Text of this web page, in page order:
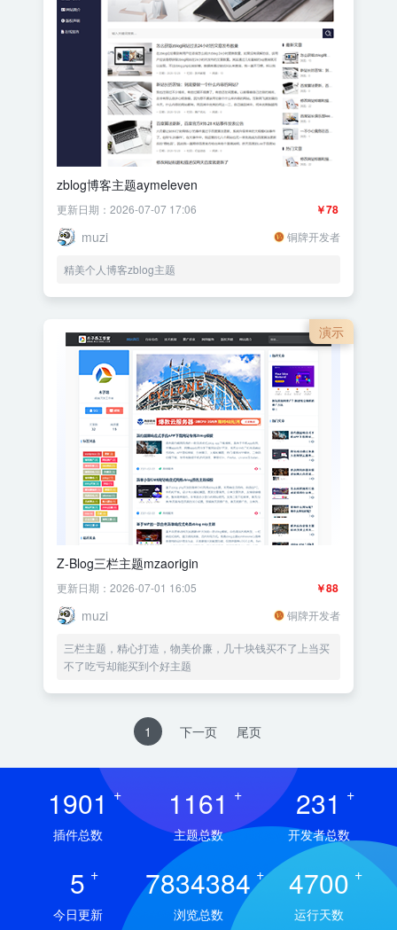
zblog博客主题aymeleven
￥78
更新日期：2026-07-07 17:06
muzi 铜牌开发者
精美个人博客zblog主题
演示
Z-Blog三栏主题mzaorigin
￥88
更新日期：2026-07-01 16:05
muzi 铜牌开发者
三栏主题，精心打造，物美价廉，几十块钱买不了上当买
不了吃亏却能买到个好主题
1 下一页 尾页
1901 +
插件总数
1161 +
主题总数
231 +
开发者总数
5 +
今日更新
7834384 +
浏览总数
4700 +
运行天数